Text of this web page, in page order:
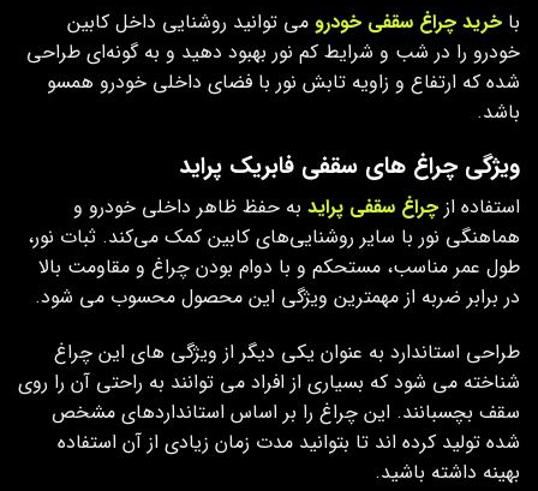
با خرید چراغ سقفی خودرو می توانید روشنایی داخل کابین
خودرو را در شب و شرایط کم‌ نور بهبود دهید و به گونه‌ای طراحی
شده که ارتفاع و زاویه تابش نور با فضای داخلی خودرو همسو
باشد.
ویژگی چراغ های سقفی فابریک پراید
استفاده از چراغ سقفی پراید به حفظ ظاهر داخلی خودرو و
هماهنگی نور با سایر روشنایی‌های کابین کمک می‌کند. ثبات نور،
طول عمر مناسب، مستحکم و با دوام بودن چراغ و مقاومت بالا
در برابر ضربه از مهمترین ویژگی این محصول محسوب می شود.
طراحی استاندارد به عنوان یکی دیگر از ویژگی ‌های این چراغ
شناخته می‌ شود که بسیاری از افراد می‌ توانند به راحتی آن را روی
سقف بچسبانند. این چراغ را بر اساس استانداردهای مشخص
شده تولید کرده‌ اند تا بتوانید مدت زمان زیادی از آن استفاده
بهینه داشته باشید.